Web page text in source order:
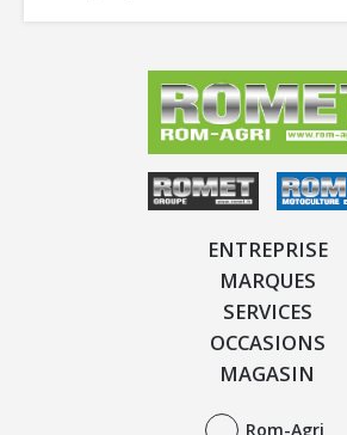
ENTREPRISE
MARQUES
SERVICES
OCCASIONS
MAGASIN
Rom-Agri